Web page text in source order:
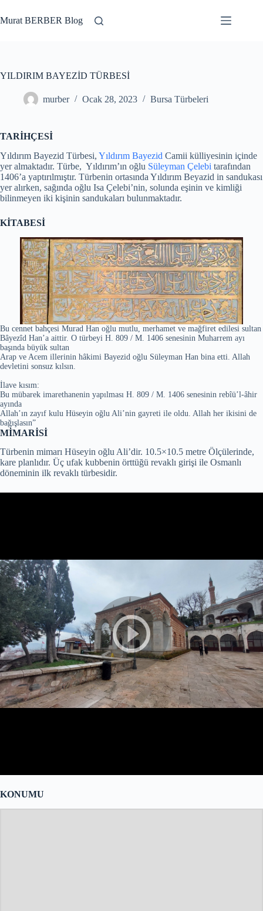
to
content
Murat BERBER Blog
YILDIRIM BAYEZİD TÜRBESİ
murber Ocak 28, 2023 Bursa Türbeleri
TARİHÇESİ
Yıldırım Bayezid Türbesi, Yıldırım Bayezid Camii külliyesinin içinde
yer almaktadır. Türbe, Yıldırım’ın oğlu Süleyman Çelebi tarafından
1406’a yaptırılmıştır. Türbenin ortasında Yıldırım Beyazid in sandukası
yer alırken, sağında oğlu Isa Çelebi’nin, solunda eşinin ve kimliği
bilinmeyen iki kişinin sandukaları bulunmaktadır.
KİTABESİ
Bu cennet bahçesi Murad Han oğlu mutlu, merhamet ve mağfiret edilesi sultan
Bâyezîd Han’a aittir. O türbeyi H. 809 / M. 1406 senesinin Muharrem ayı
başında büyük sultan
Arap ve Acem illerinin hâkimi Bayezid oğlu Süleyman Han bina etti. Allah
devletini sonsuz kılsın.
İlave kısım:
Bu mübarek imarethanenin yapılması H. 809 / M. 1406 senesinin rebîü’l-âhir
ayında
Allah’ın zayıf kulu Hüseyin oğlu Ali’nin gayreti ile oldu. Allah her ikisini de
bağışlasın”
MİMARİSİ
Türbenin mimarı Hüseyin oğlu Ali’dir. 10.5×10.5 metre Ölçülerinde,
kare planlıdır. Üç ufak kubbenin örttüğü revaklı girişi ile Osmanlı
döneminin ilk revaklı türbesidir.
KONUMU